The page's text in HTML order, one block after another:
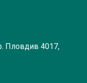
Пловдив 4017,